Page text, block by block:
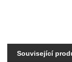
Související